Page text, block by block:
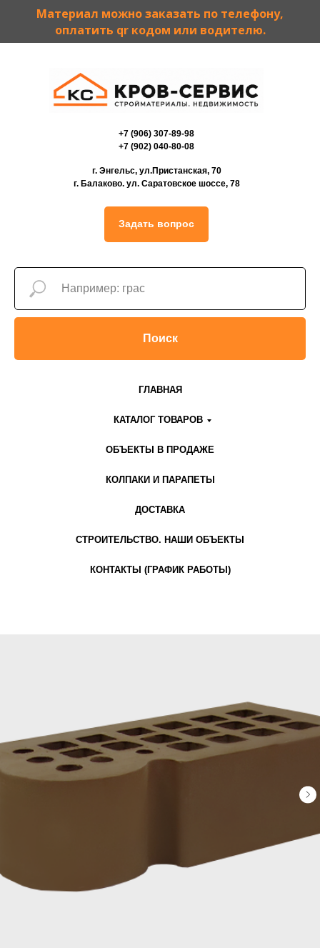
Материал можно заказать по телефону,
оплатить qr кодом или водителю.
+7 (906) 307-89-98
+7 (902) 040-80-08
г. Энгельс, ул.Пристанская, 70
г. Балаково. ул. Саратовское шоссе, 78
Задать вопрос
Поиск
ГЛАВНАЯ
КАТАЛОГ ТОВАРОВ
ОБЪЕКТЫ В ПРОДАЖЕ
КОЛПАКИ И ПАРАПЕТЫ
ДОСТАВКА
СТРОИТЕЛЬСТВО. НАШИ ОБЪЕКТЫ
КОНТАКТЫ (ГРАФИК РАБОТЫ)